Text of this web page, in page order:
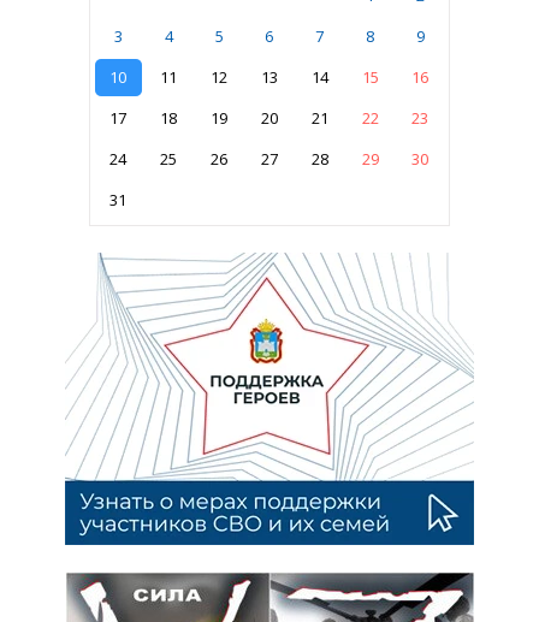
3
4 5 6 7 8
9
10
11 12 13 14 15
16
17
18 19 20 21 22
23
24
25 26 27 28 29
30
31